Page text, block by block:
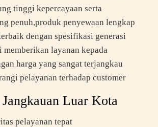
tinggi kepercayaan serta
penuh,produk penyewaan lengkap
dengan spesifikasi generasi
memberikan layanan kepada
harga yang sangat terjangkau
pelayanan terhadap customer
Luar Kota
pelayanan tepat